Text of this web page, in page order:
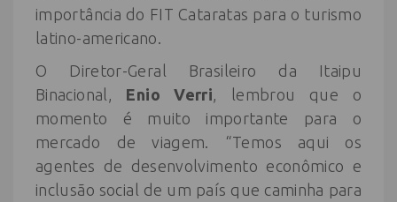
importância do FIT Cataratas para o turismo
latino-americano.
O Diretor-Geral Brasileiro da Itaipu
Binacional, Enio Verri , lembrou que o
momento é muito importante para o
mercado de viagem. “Temos aqui os
agentes de desenvolvimento econômico e
inclusão social de um país que caminha para